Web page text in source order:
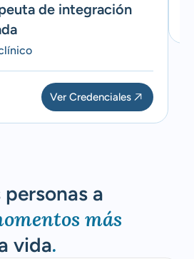
de integración
Ver Credenciales
consejera nacional
certificada en salud
certificada
de adicciones,
a
más
vida.